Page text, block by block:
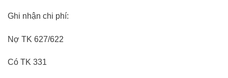
Ghi nhận chi phí:
Nợ TK 627/622
Có TK 331